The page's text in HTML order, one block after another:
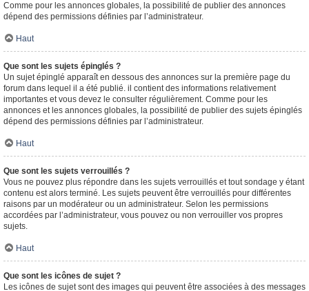
Comme pour les annonces globales, la possibilité de publier des annonces
dépend des permissions définies par l’administrateur.
Haut
Que sont les sujets épinglés ?
Un sujet épinglé apparaît en dessous des annonces sur la première page du
forum dans lequel il a été publié. il contient des informations relativement
importantes et vous devez le consulter régulièrement. Comme pour les
annonces et les annonces globales, la possibilité de publier des sujets épinglés
dépend des permissions définies par l’administrateur.
Haut
Que sont les sujets verrouillés ?
Vous ne pouvez plus répondre dans les sujets verrouillés et tout sondage y étant
contenu est alors terminé. Les sujets peuvent être verrouillés pour différentes
raisons par un modérateur ou un administrateur. Selon les permissions
accordées par l’administrateur, vous pouvez ou non verrouiller vos propres
sujets.
Haut
Que sont les icônes de sujet ?
Les icônes de sujet sont des images qui peuvent être associées à des messages